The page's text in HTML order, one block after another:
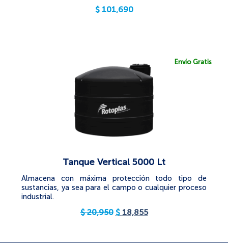
$ 101,690
Envío Gratis
Tanque Vertical 5000 Lt
Almacena con máxima protección todo tipo de
sustancias, ya sea para el campo o cualquier proceso
industrial.
$20,950 $ 18,855